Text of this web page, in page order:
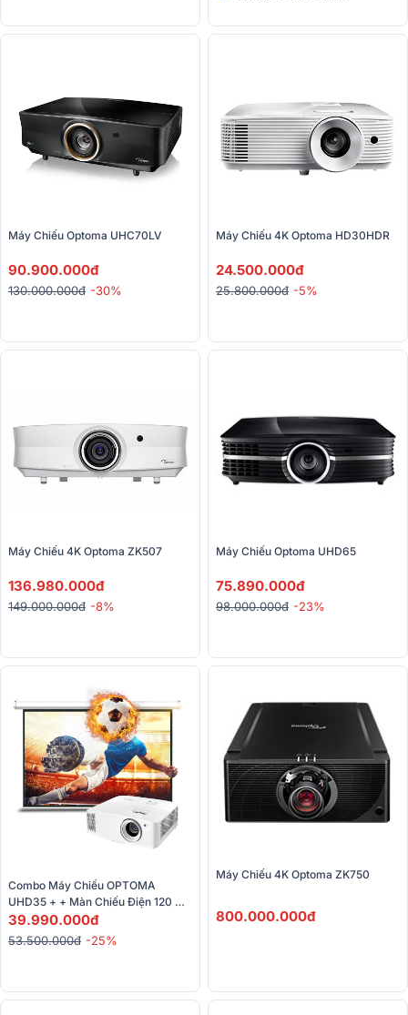
Máy Chiếu Optoma UHC70LV
90.900.000đ
130.000.000đ -30%
Máy Chiếu 4K Optoma HD30HDR
24.500.000đ
25.800.000đ -5%
Máy Chiếu 4K Optoma ZK507
136.980.000đ
149.000.000đ -8%
Máy Chiếu Optoma UHD65
75.890.000đ
98.000.000đ -23%
Combo Máy Chiếu OPTOMA
UHD35 + + Màn Chiếu Điện 120
Inch
39.990.000đ
53.500.000đ -25%
Máy Chiếu 4K Optoma ZK750
800.000.000đ